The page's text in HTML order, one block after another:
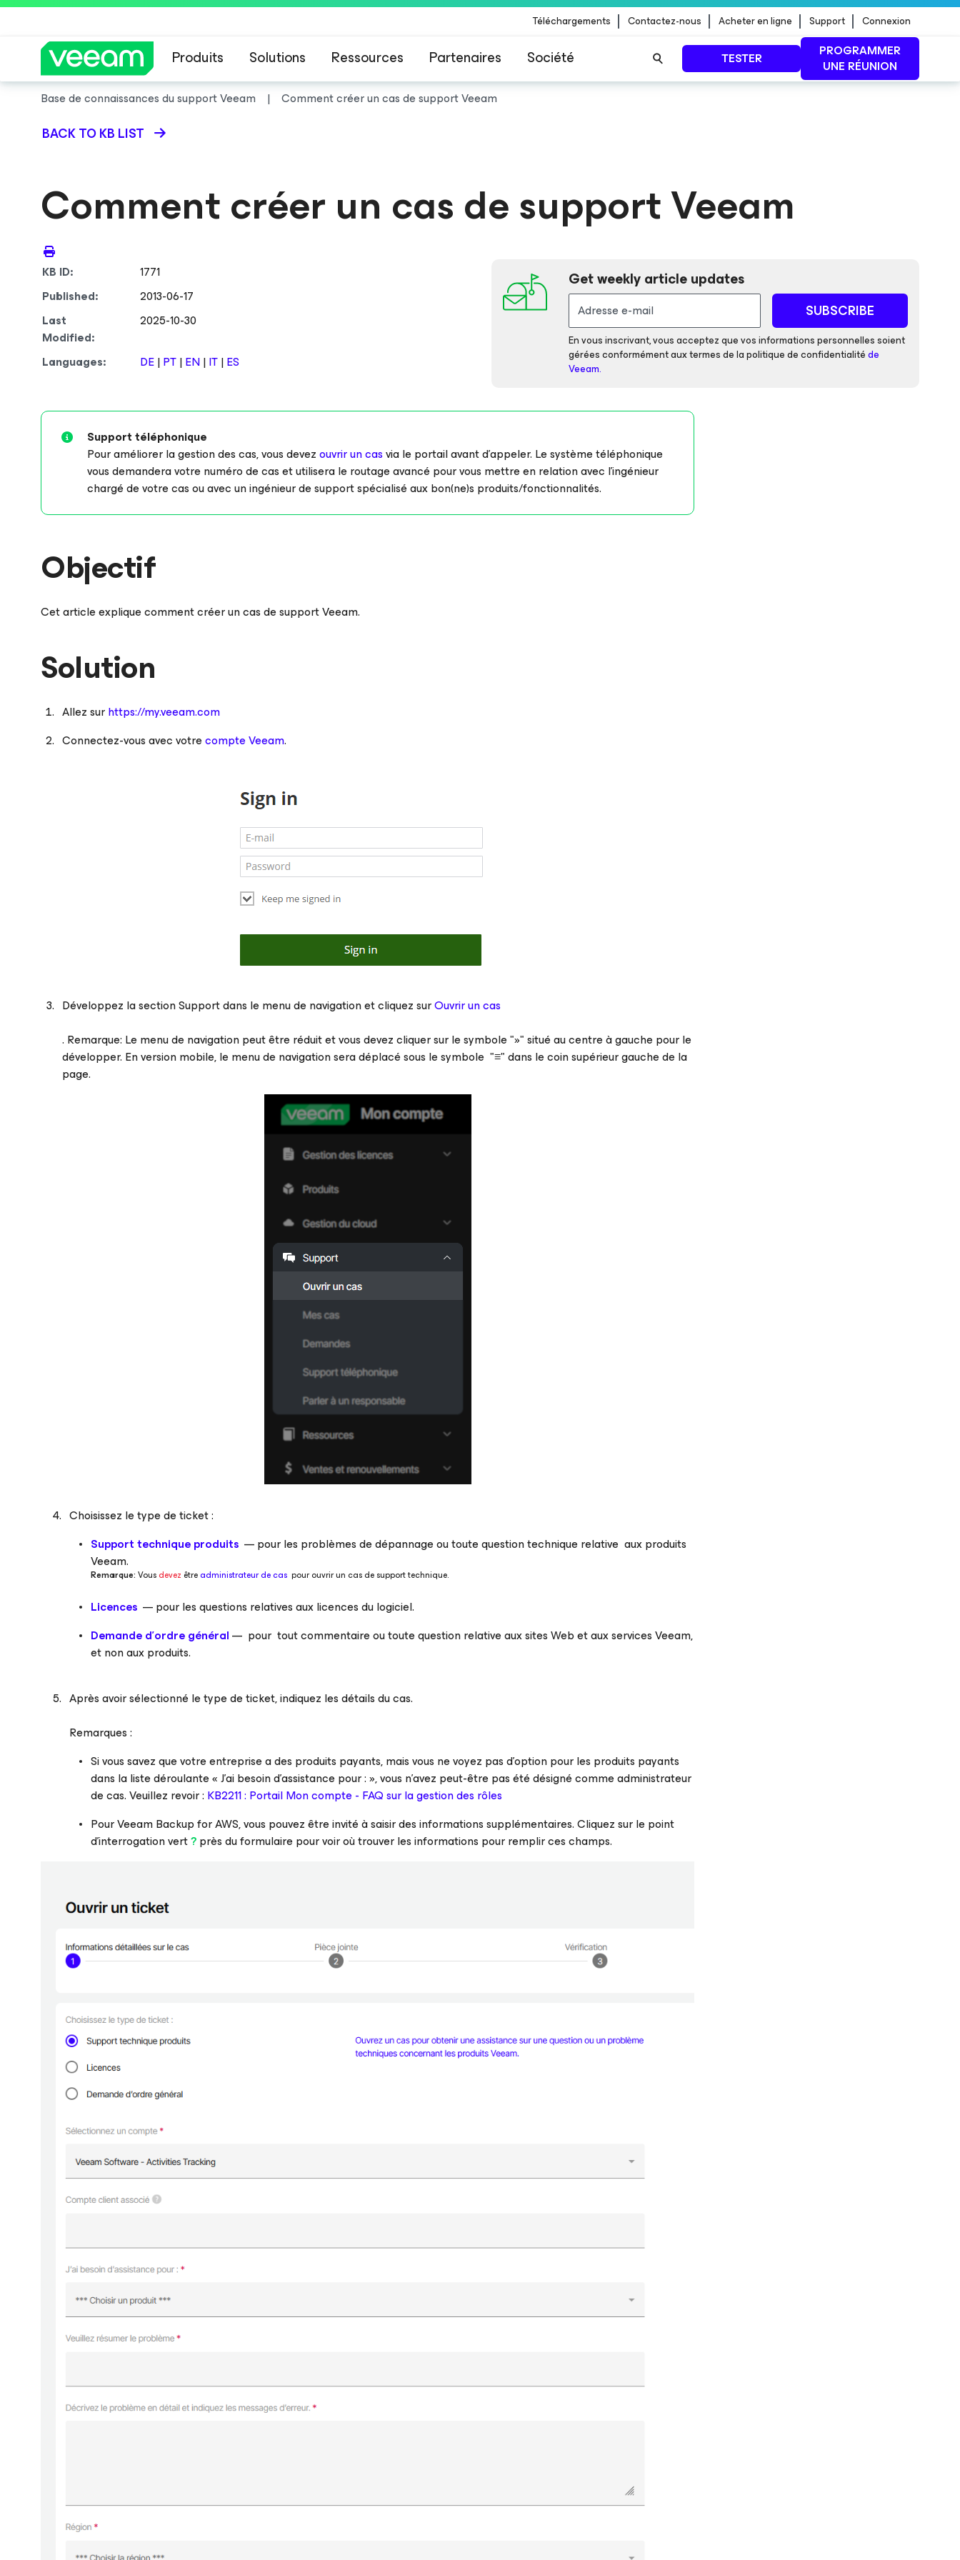
Téléchargements Contactez-nous Acheter en ligne Support Connexion
Produits Solutions Ressources Partenaires Société TESTER
PROGRAMMER
UNE RÉUNION
Base de connaissances du support Veeam Comment créer un cas de support Veeam
BACK TO KB LIST
Comment créer un cas de support Veeam
KB ID:
1771
Published:
2013-06-17
Last
Modified:
2025-10-30
Languages: DE|PT|EN|IT|ES
Get weekly article updates
SUBSCRIBE
En vous inscrivant, vous acceptez que vos informations personnelles soient
gérées conformément aux termes de la politique de confidentialitéde
Veeam.
Support téléphonique
Pour améliorer la gestion des cas, vous devezouvrir un casvia le portail avant d’appeler. Le système téléphonique
vous demandera votre numéro de cas et utilisera le routage avancé pour vous mettre en relation avec l’ingénieur
chargé de votre cas ou avec un ingénieur de support spécialisé aux bon(ne)s produits/fonctionnalités.
Objectif
Cet article explique comment créer un cas de support Veeam.
Solution
Allez surhttps://my.veeam.com
Connectez-vous avec votrecompte Veeam.
Développez la section Support dans le menu de navigation et cliquez surOuvrir un cas
. Remarque: Le menu de navigation peut être réduit et vous devez cliquer sur le symbole "»" situé au centre à gauche pour le
développer. En version mobile, le menu de navigation sera déplacé sous le symbole "≡" dans le coin supérieur gauche de la
page.
Choisissez le type de ticket :
Support technique produits — pour les problèmes de dépannage ou toute question technique relative aux produits
Veeam.
Remarque: Vous devez être administrateur de cas pour ouvrir un cas de support technique.
Licences — pour les questions relatives aux licences du logiciel.
Demande d’ordre général— pour tout commentaire ou toute question relative aux sites Web et aux services Veeam,
et non aux produits.
Après avoir sélectionné le type de ticket, indiquez les détails du cas.
Remarques :
Si vous savez que votre entreprise a des produits payants, mais vous ne voyez pas d’option pour les produits payants
dans la liste déroulante « J’ai besoin d’assistance pour : », vous n’avez peut-être pas été désigné comme administrateur
de cas. Veuillez revoir : KB2211 : Portail Mon compte - FAQ sur la gestion des rôles
Pour Veeam Backupfor AWS, vous pouvez être invité à saisir des informations supplémentaires. Cliquez sur le point
d’interrogation vert?près du formulaire pour voir où trouver les informations pour remplir ces champs.